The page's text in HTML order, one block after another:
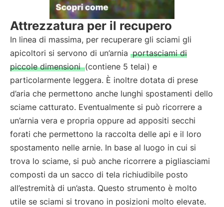
Attrezzatura per il recupero
In linea di massima, per recuperare gli sciami gli
apicoltori si servono di un’arnia portasciami di
piccole dimensioni (contiene 5 telai) e
particolarmente leggera. È inoltre dotata di prese
d’aria che permettono anche lunghi spostamenti dello
sciame catturato. Eventualmente si può ricorrere a
un’arnia vera e propria oppure ad appositi secchi
forati che permettono la raccolta delle api e il loro
spostamento nelle arnie. In base al luogo in cui si
trova lo sciame, si può anche ricorrere a pigliasciami
composti da un sacco di tela richiudibile posto
all’estremità di un’asta. Questo strumento è molto
utile se sciami si trovano in posizioni molto elevate.